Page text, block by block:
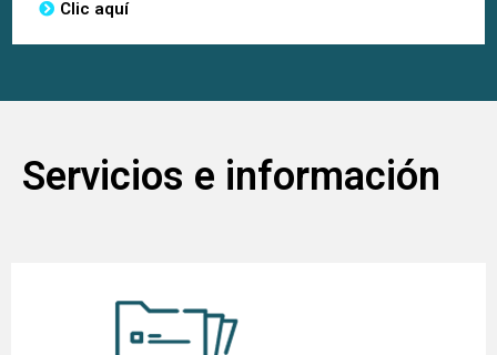
Clic aquí
Servicios e información